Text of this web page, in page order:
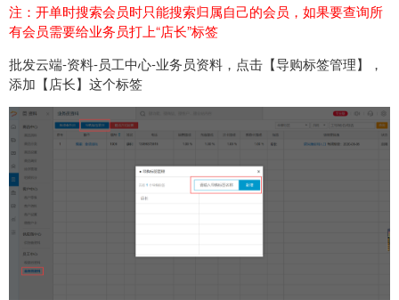
注：开单时搜索会员时只能搜索归属自己的会员，如果要查询所
有会员需要给业务员打上“店长”标签
批发云端-资料-员工中心-业务员资料，点击【导购标签管理】，
添加【店长】这个标签